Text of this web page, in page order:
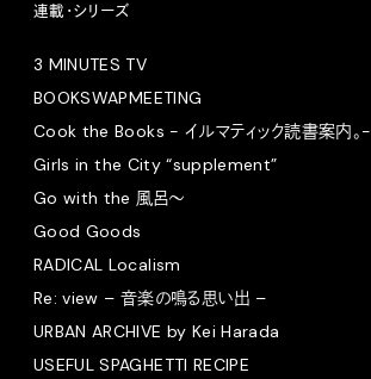
連載・シリーズ
3 MINUTES TV
BOOKSWAPMEETING
Cook the Books - イルマティック読書案内。-
Girls in the City “supplement”
Go with the 風呂〜
Good Goods
RADICAL Localism
Re: view – 音楽の鳴る思い出 –
URBAN ARCHIVE by Kei Harada
USEFUL SPAGHETTI RECIPE